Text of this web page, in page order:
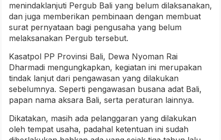
menindaklanjuti Pergub Bali yang belum dilaksanakan,
dan juga memberikan pembinaan dengan membuat
surat pernyataan bagi pengusaha yang belum
melaksanakan Pergub tersebut.
Kasatpol PP Provinsi Bali, Dewa Nyoman Rai
Dharmadi mengungkapkan, kegiatan ini merupakan
tindak lanjut dari pengawasan yang dilakukan
sebelumnya. Seperti pengawasan busana adat Bali,
papan nama aksara Bali, serta peraturan lainnya.
Dikatakan, masih ada pelanggaran yang dilakukan
oleh tempat usaha, padahal ketentuan ini sudah